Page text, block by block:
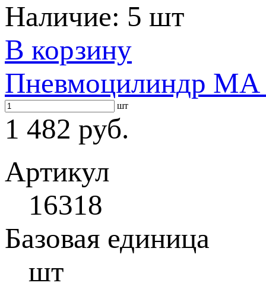
Наличие: 5 шт
В корзину
Пневмоцилиндр MA
шт
1 482 руб.
Артикул
16318
Базовая единица
шт